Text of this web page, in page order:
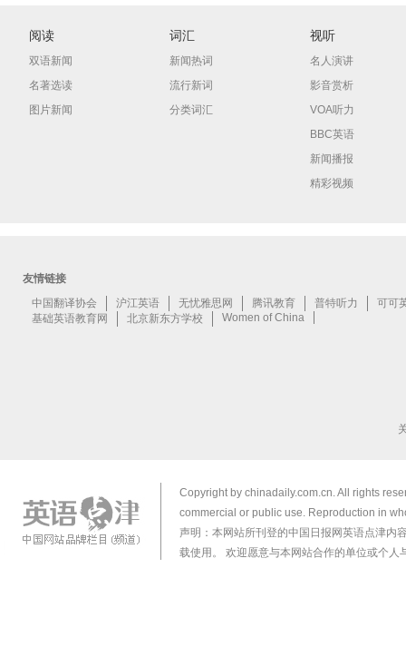
阅读
双语新闻
名著选读
图片新闻
词汇
新闻热词
流行新词
分类词汇
视听
名人演讲
影音赏析
VOA听力
BBC英语
新闻播报
精彩视频
Copyright by chinadaily.com.cn. All rights
commercial or public use. Reproduction in
声明：本网站所刊登的中国日报网英语点津内
载使用。 欢迎愿意与本网站合作的单位或个人